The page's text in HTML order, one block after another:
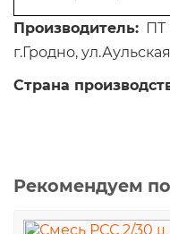
Производитель: ПТ
г.Гродно,
Страна
Рекомендуем